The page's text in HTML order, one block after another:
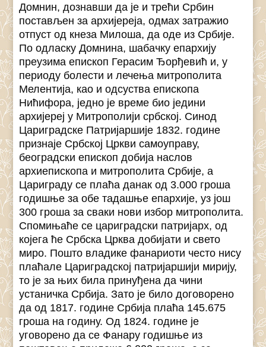
Домнин, дознавши да је и трећи Србин
постављен за архијереја, одмах затражио
отпуст од кнеза Милоша, да оде из Србије.
По одласку Домнина, шабачку епархију
преузима епископ Герасим Ђорђевић и, у
периоду болести и лечења митрополита
Мелентија, као и одсуства епископа
Нићифора, једно је време био једини
архијереј у Митрополији србској. Синод
Цариградске Патријаршије 1832. године
признаје Србској Цркви самоуправу,
београдски епископ добија наслов
архиепископа и митрополита Србије, а
Цариграду се плаћа данак од 3.000 гроша
годишње за обе тадашње епархије, уз још
300 гроша за сваки нови избор митрополита.
Спомињаће се цариградски патријарх, од
којега ће Србска Црква добијати и свето
миро. Пошто владике фанариоти често нису
плаћале Цариградској патријаршији мирију,
то је за њих била принуђена да чини
устаничка Србија. Зато је било договорено
да од 1817. године Србија плаћа 145.675
гроша на годину. Од 1824. године је
уговорено да се Фанару годишње из